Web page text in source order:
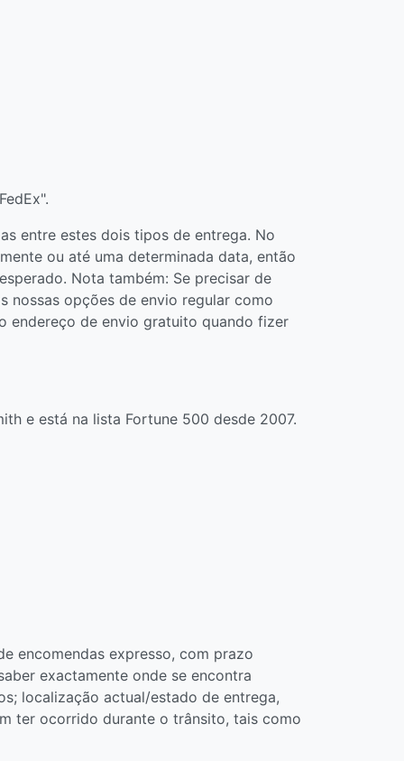
entre estes dois tipos de entrega. No
ou até uma determinada data, então
Nota também: Se precisar de
nossas opções de envio regular como
endereço de envio gratuito quando fizer
e está na lista Fortune 500 desde 2007.
encomendas expresso, com prazo
exactamente onde se encontra
localização actual/estado de entrega,
ter ocorrido durante o trânsito, tais como